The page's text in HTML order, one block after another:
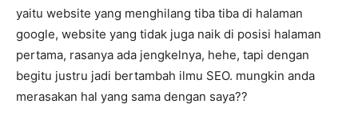
yaitu website yang menghilang tiba tiba di halaman
google, website yang tidak juga naik di posisi halaman
pertama, rasanya ada jengkelnya, hehe, tapi dengan
begitu justru jadi bertambah ilmu SEO. mungkin anda
merasakan hal yang sama dengan saya??